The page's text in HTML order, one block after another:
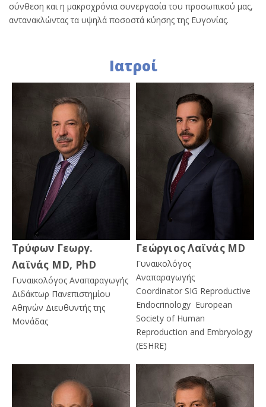
σύνθεση και η μακροχρόνια συνεργασία του προσωπικού μας,
αντανακλώντας τα υψηλά ποσοστά κύησης της Ευγονίας.
Ιατροί
Τρύφων Γεωργ.
Λαϊνάς MD, PhD
Γυναικολόγος Αναπαραγωγής
Διδάκτωρ Πανεπιστημίου
Αθηνών Διευθυντής της
Μονάδας
Γεώργιος Λαϊνάς MD
Γυναικολόγος
Αναπαραγωγής
Coordinator SIG Reproductive
Endocrinology European
Society of Human
Reproduction and Embryology
(ESHRE)